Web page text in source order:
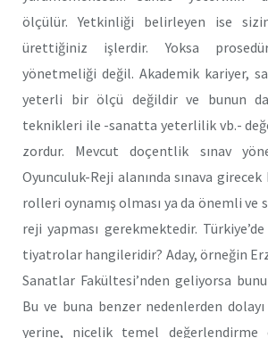
ölçülür. Yetkinliği belirleyen ise
ürettiğiniz işlerdir. Yoksa
yönetmeliği değil. Akademik kariyer,
yeterli bir ölçü değildir ve bunun
teknikleri ile -sanatta yeterlilik vb.-
zordur. Mevcut doçentlik sınav
Oyunculuk-Reji alanında sınava
rolleri oynamış olması ya da önemli ve
reji yapması gerekmektedir.
tiyatrolar hangileridir? Aday, örneğin
Sanatlar Fakültesi’nden geliyorsa bunu
Bu ve buna benzer nedenlerden
yerine, nicelik temel değerlendirme